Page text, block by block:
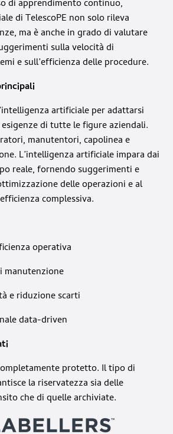
di apprendimento continuo,
di TelescoPE non solo rileva
ma è anche in grado di valutare
sulla velocità di
e sull’efficienza delle procedure.
artificiale per adattarsi
di tutte le figure aziendali.
manutentori, capolinea e
L’intelligenza artificiale impara dai
reale, fornendo suggerimenti e
delle operazioni e al
complessiva.
operativa
manutenzione
e riduzione scarti
data-driven
protetto. Il tipo di
la riservatezza sia delle
che di quelle archiviate.